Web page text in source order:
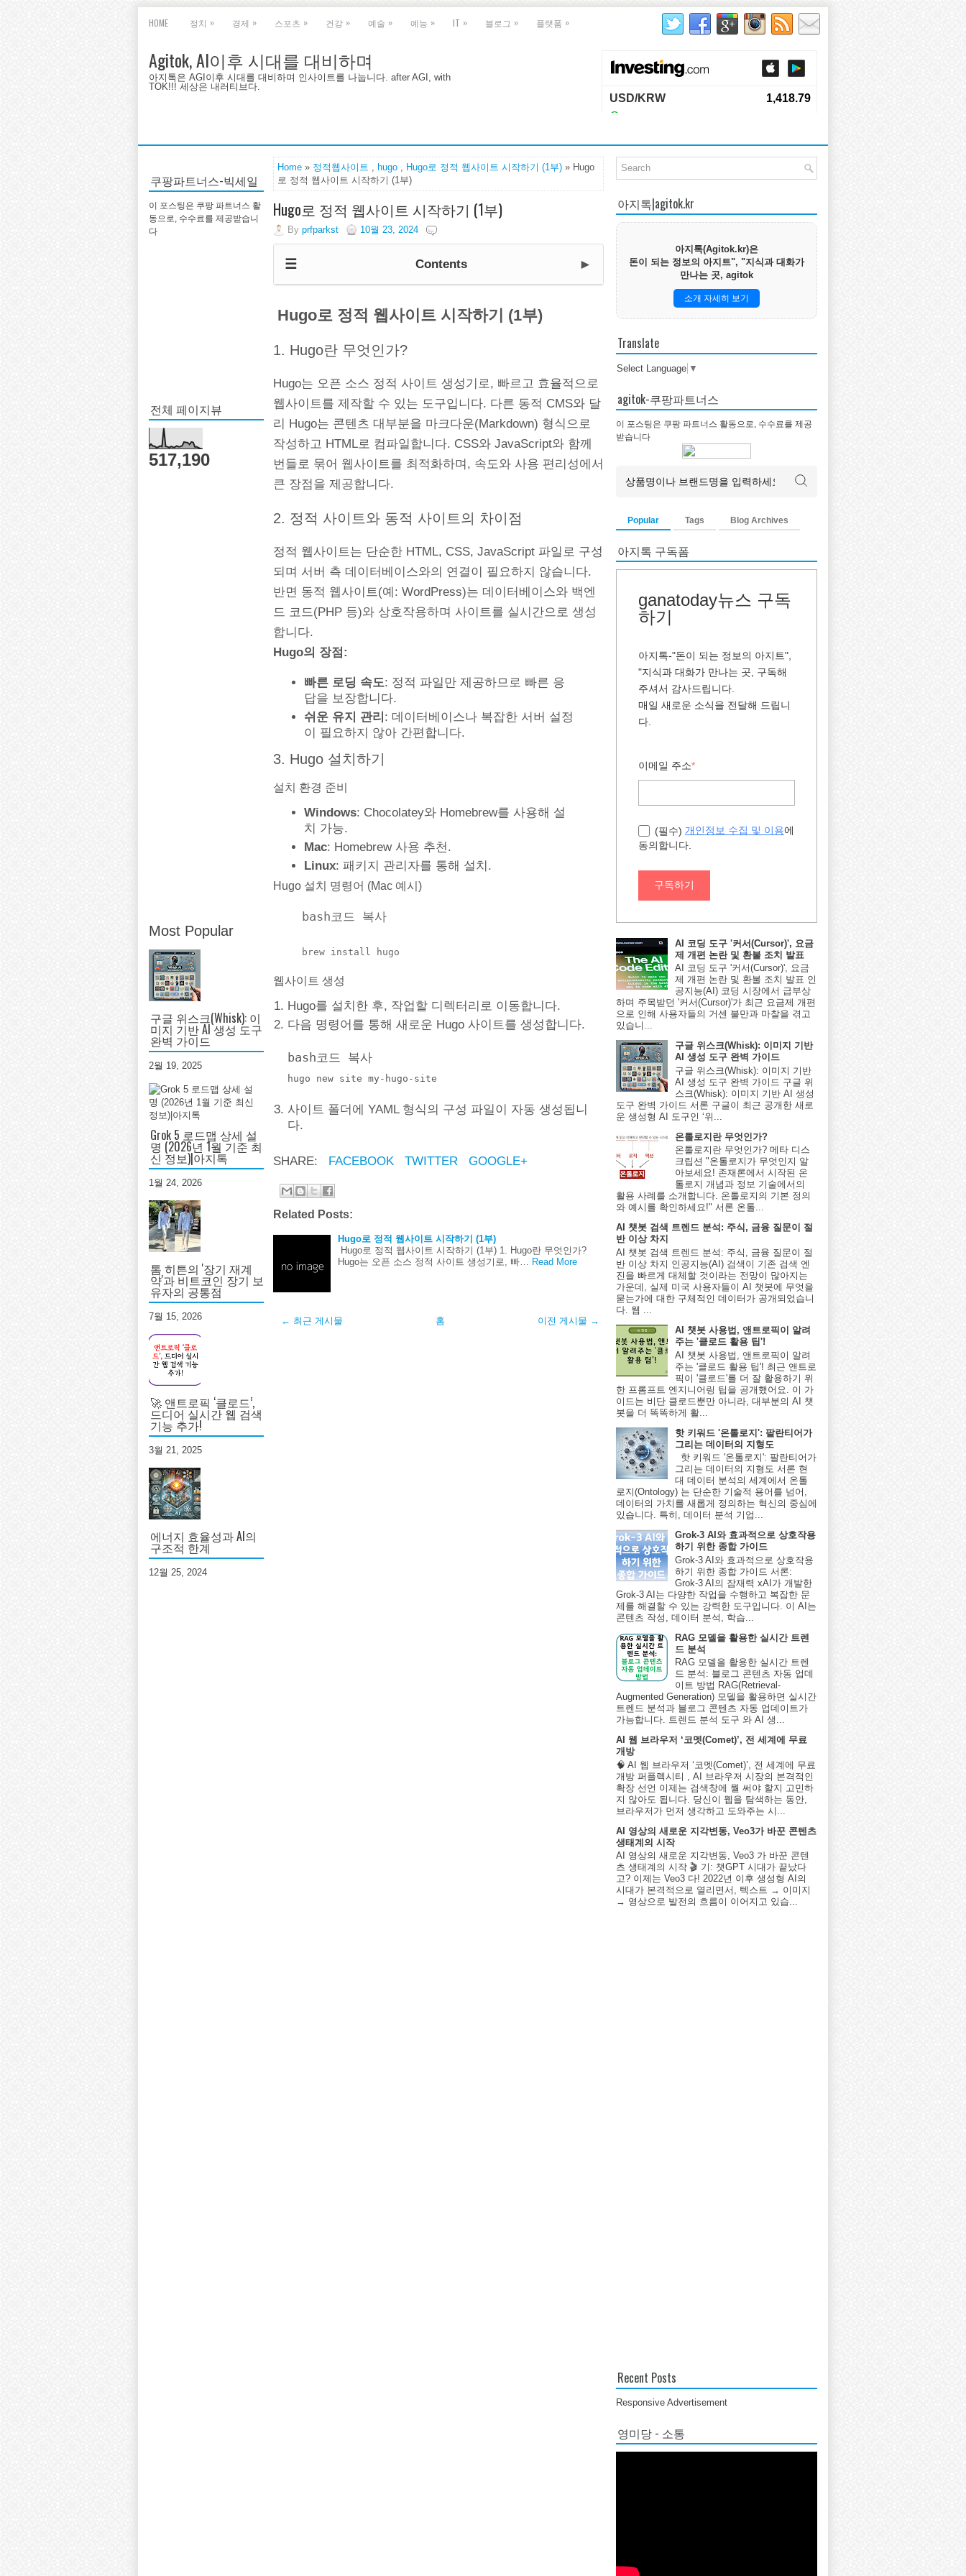
HOME 정치 » 경제 » 스포츠 » 건강 » 예술 » 예능 » IT » 블로그 » 플랫폼 »
Agitok, AI이후 시대를 대비하며
아지톡은 AGI이후 시대를 대비하며 인사이트를 나눕니다. after AGI, with
TOK!!! 세상은 내러티브다.
쿠팡파트너스-빅세일
이 포스팅은 쿠팡 파트너스 활
동으로, 수수료를 제공받습니
다
전체 페이지뷰
517,190
Most Popular
구글 위스크(Whisk): 이
미지 기반 AI 생성 도구
완벽 가이드
2월 19, 2025
Grok 5 로드맵 상세 설
명 (2026년 1월 기준 최
신 정보)|아지톡
1월 24, 2026
톰 히튼의 '장기 재계
약'과 비트코인 장기 보
유자의 공통점
7월 15, 2026
🚀 앤트로픽 ‘클로드’,
드디어 실시간 웹 검색
기능 추가!
3월 21, 2025
에너지 효율성과 AI의
구조적 한계
12월 25, 2024
Home » 정적웹사이트 , hugo , Hugo로 정적 웹사이트 시작하기 (1부) » Hugo
로 정적 웹사이트 시작하기 (1부)
Hugo로 정적 웹사이트 시작하기 (1부)
By prfparkst 10월 23, 2024
☰ Contents ►
Hugo로 정적 웹사이트 시작하기 (1부)
1. Hugo란 무엇인가?
Hugo는 오픈 소스 정적 사이트 생성기로, 빠르고 효율적으로
웹사이트를 제작할 수 있는 도구입니다. 다른 동적 CMS와 달
리 Hugo는 콘텐츠 대부분을 마크다운(Markdown) 형식으로
작성하고 HTML로 컴파일합니다. CSS와 JavaScript와 함께
번들로 묶어 웹사이트를 최적화하며, 속도와 사용 편리성에서
큰 장점을 제공합니다.
2. 정적 사이트와 동적 사이트의 차이점
정적 웹사이트는 단순한 HTML, CSS, JavaScript 파일로 구성
되며 서버 측 데이터베이스와의 연결이 필요하지 않습니다.
반면 동적 웹사이트(예: WordPress)는 데이터베이스와 백엔
드 코드(PHP 등)와 상호작용하며 사이트를 실시간으로 생성
합니다.
Hugo의 장점:
빠른 로딩 속도: 정적 파일만 제공하므로 빠른 응
답을 보장합니다.
쉬운 유지 관리 : 데이터베이스나 복잡한 서버 설정
이 필요하지 않아 간편합니다.
3. Hugo 설치하기
설치 환경 준비
Windows: Chocolatey와 Homebrew를 사용해 설
치 가능.
Mac: Homebrew 사용 추천.
Linux: 패키지 관리자를 통해 설치.
Hugo 설치 명령어 (Mac 예시)
bash코드 복사
brew install hugo
웹사이트 생성
Hugo를 설치한 후, 작업할 디렉터리로 이동합니다.
다음 명령어를 통해 새로운 Hugo 사이트를 생성합니다.
bash코드 복사
사이트 폴더에 YAML 형식의 구성 파일이 자동 생성됩니
다.
SHARE: FACEBOOK TWITTER GOOGLE+
Related Posts:
Hugo로 정적 웹사이트 시작하기 (1부)
Hugo로 정적 웹사이트 시작하기 (1부) 1. Hugo란 무엇인가?
Hugo는 오픈 소스 정적 사이트 생성기로, 빠…
Read More
← 최근 게시물 이전 게시물 →
홈
아지톡|agitok.kr
아지톡(Agitok.kr)은
돈이 되는 정보의 아지트", "지식과 대화가
만나는 곳, agitok
소개 자세히 보기
Translate
Select Language ▼
agitok-쿠팡파트너스
이 포스팅은 쿠팡 파트너스 활동으로, 수수료를 제공
받습니다
Popular Tags Blog Archives
아지톡 구독폼
ganatoday뉴스 구독
하기
아지톡-"돈이 되는 정보의 아지트",
"지식과 대화가 만나는 곳, 구독해
주셔서 감사드립니다.
매일 새로운 소식을 전달해 드립니
다.
이메일 주소*
(필수) 개인정보 수집 및 이용에
동의합니다.
구독하기
AI 코딩 도구 '커서(Cursor)', 요금
제 개편 논란 및 환불 조치 발표
AI 코딩 도구 '커서(Cursor)', 요금
제 개편 논란 및 환불 조치 발표 인
공지능(AI) 코딩 시장에서 급부상
하며 주목받던 '커서(Cursor)'가 최근 요금제 개편
으로 인해 사용자들의 거센 불만과 마찰을 겪고
있습니...
구글 위스크(Whisk): 이미지 기반
AI 생성 도구 완벽 가이드
구글 위스크(Whisk): 이미지 기반
AI 생성 도구 완벽 가이드 구글 위
스크(Whisk): 이미지 기반 AI 생성
도구 완벽 가이드 서론 구글이 최근 공개한 새로
운 생성형 AI 도구인 ‘위...
온톨로지란 무엇인가?
온톨로지란 무엇인가? 메타 디스
크립션 "온톨로지가 무엇인지 알
아보세요! 존재론에서 시작된 온
톨로지 개념과 정보 기술에서의
활용 사례를 소개합니다. 온톨로지의 기본 정의
와 예시를 확인하세요!" 서론 온톨...
AI 챗봇 검색 트렌드 분석: 주식, 금융 질문이 절
반 이상 차지
AI 챗봇 검색 트렌드 분석: 주식, 금융 질문이 절
반 이상 차지 인공지능(AI) 검색이 기존 검색 엔
진을 빠르게 대체할 것이라는 전망이 많아지는
가운데, 실제 미국 사용자들이 AI 챗봇에 무엇을
묻는가에 대한 구체적인 데이터가 공개되었습니
다. 웹 ...
AI 챗봇 사용법, 앤트로픽이 알려
주는 '클로드 활용 팁'!
AI 챗봇 사용법, 앤트로픽이 알려
주는 '클로드 활용 팁'! 최근 앤트로
픽이 '클로드'를 더 잘 활용하기 위
한 프롬프트 엔지니어링 팁을 공개했어요. 이 가
이드는 비단 클로드뿐만 아니라, 대부분의 AI 챗
봇을 더 똑똑하게 활...
핫 키워드 '온톨로지': 팔란티어가
그리는 데이터의 지형도
핫 키워드 '온톨로지': 팔란티어가
그리는 데이터의 지형도 서론 현
대 데이터 분석의 세계에서 온톨
로지(Ontology) 는 단순한 기술적 용어를 넘어,
데이터의 가치를 새롭게 정의하는 혁신의 중심에
있습니다. 특히, 데이터 분석 기업...
Grok-3 AI와 효과적으로 상호작용
하기 위한 종합 가이드
Grok-3 AI와 효과적으로 상호작용
하기 위한 종합 가이드 서론:
Grok-3 AI의 잠재력 xAI가 개발한
Grok-3 AI는 다양한 작업을 수행하고 복잡한 문
제를 해결할 수 있는 강력한 도구입니다. 이 AI는
콘텐츠 작성, 데이터 분석, 학습...
RAG 모델을 활용한 실시간 트렌
드 분석
RAG 모델을 활용한 실시간 트렌
드 분석: 블로그 콘텐츠 자동 업데
이트 방법 RAG(Retrieval-
Augmented Generation) 모델을 활용하면 실시간
트렌드 분석과 블로그 콘텐츠 자동 업데이트가
가능합니다. 트렌드 분석 도구 와 AI 생...
AI 웹 브라우저 ‘코멧(Comet)’, 전 세계에 무료
개방
🧠 AI 웹 브라우저 ‘코멧(Comet)’, 전 세계에 무료
개방 퍼플렉시티 , AI 브라우저 시장의 본격적인
확장 선언 이제는 검색창에 뭘 써야 할지 고민하
지 않아도 됩니다. 당신이 웹을 탐색하는 동안,
브라우저가 먼저 생각하고 도와주는 시...
AI 영상의 새로운 지각변동, Veo3가 바꾼 콘텐츠
생태계의 시작
AI 영상의 새로운 지각변동, Veo3 가 바꾼 콘텐
츠 생태계의 시작 🎬 기: 챗GPT 시대가 끝났다
고? 이제는 Veo3 다! 2022년 이후 생성형 AI의
시대가 본격적으로 열리면서, 텍스트 → 이미지
→ 영상으로 발전의 흐름이 이어지고 있습...
Recent Posts
Responsive Advertisement
영미당 - 소통